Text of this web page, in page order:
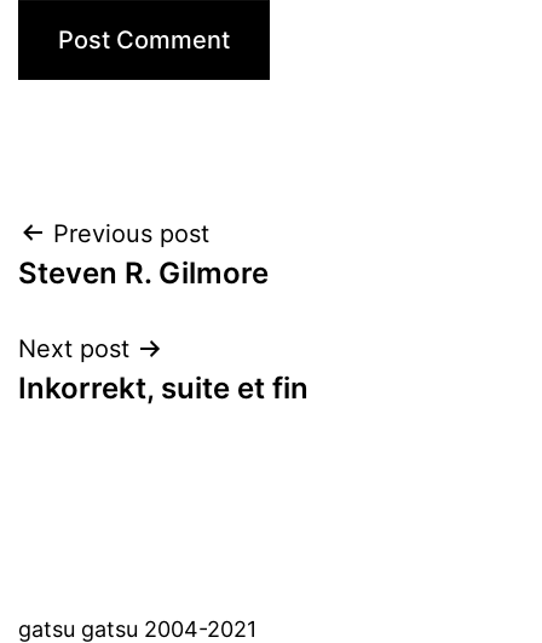
Post
navigation
Previous post
Steven R. Gilmore
Next post
Inkorrekt, suite et fin
gatsu gatsu 2004-2021